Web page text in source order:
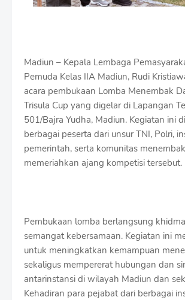
Madiun – Kepala Lembaga
Pemuda Kelas IIA Madiun, Rudi
acara pembukaan Lomba Menembak
Trisula Cup yang digelar di Lapangan
501/Bajra Yudha, Madiun. Kegiatan ini
berbagai peserta dari unsur TNI, Polri,
pemerintah, serta komunitas
memeriahkan ajang kompetisi
Pembukaan lomba berlangsung
semangat kebersamaan. Kegiatan ini
untuk meningkatkan kemampuan
sekaligus mempererat hubungan dan
antarinstansi di wilayah Madiun dan
Kehadiran para pejabat dari berbagai
g
n
i
t
h
S
r
o
m
p
a
t
e
s